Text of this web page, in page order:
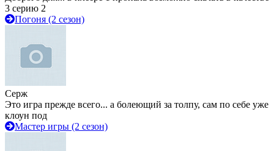
3 серию 2
Погоня (2 сезон)
Серж
Это игра прежде всего... а болеющий за толпу, сам по себе уже
клоун под
Мастер игры (2 сезон)